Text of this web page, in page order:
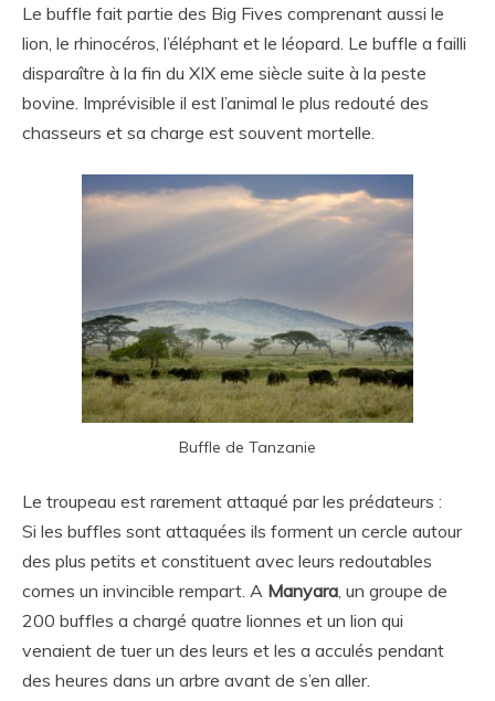
Le buffle fait partie des Big Fives comprenant aussi le
lion, le rhinocéros, l’éléphant et le léopard. Le buffle a failli
disparaître à la fin du XIX eme siècle suite à la peste
bovine. Imprévisible il est l’animal le plus redouté des
chasseurs et sa charge est souvent mortelle.
Buffle de Tanzanie
Le troupeau est rarement attaqué par les prédateurs :
Si les buffles sont attaquées ils forment un cercle autour
des plus petits et constituent avec leurs redoutables
cornes un invincible rempart. A Manyara, un groupe de
200 buffles a chargé quatre lionnes et un lion qui
venaient de tuer un des leurs et les a acculés pendant
des heures dans un arbre avant de s’en aller.